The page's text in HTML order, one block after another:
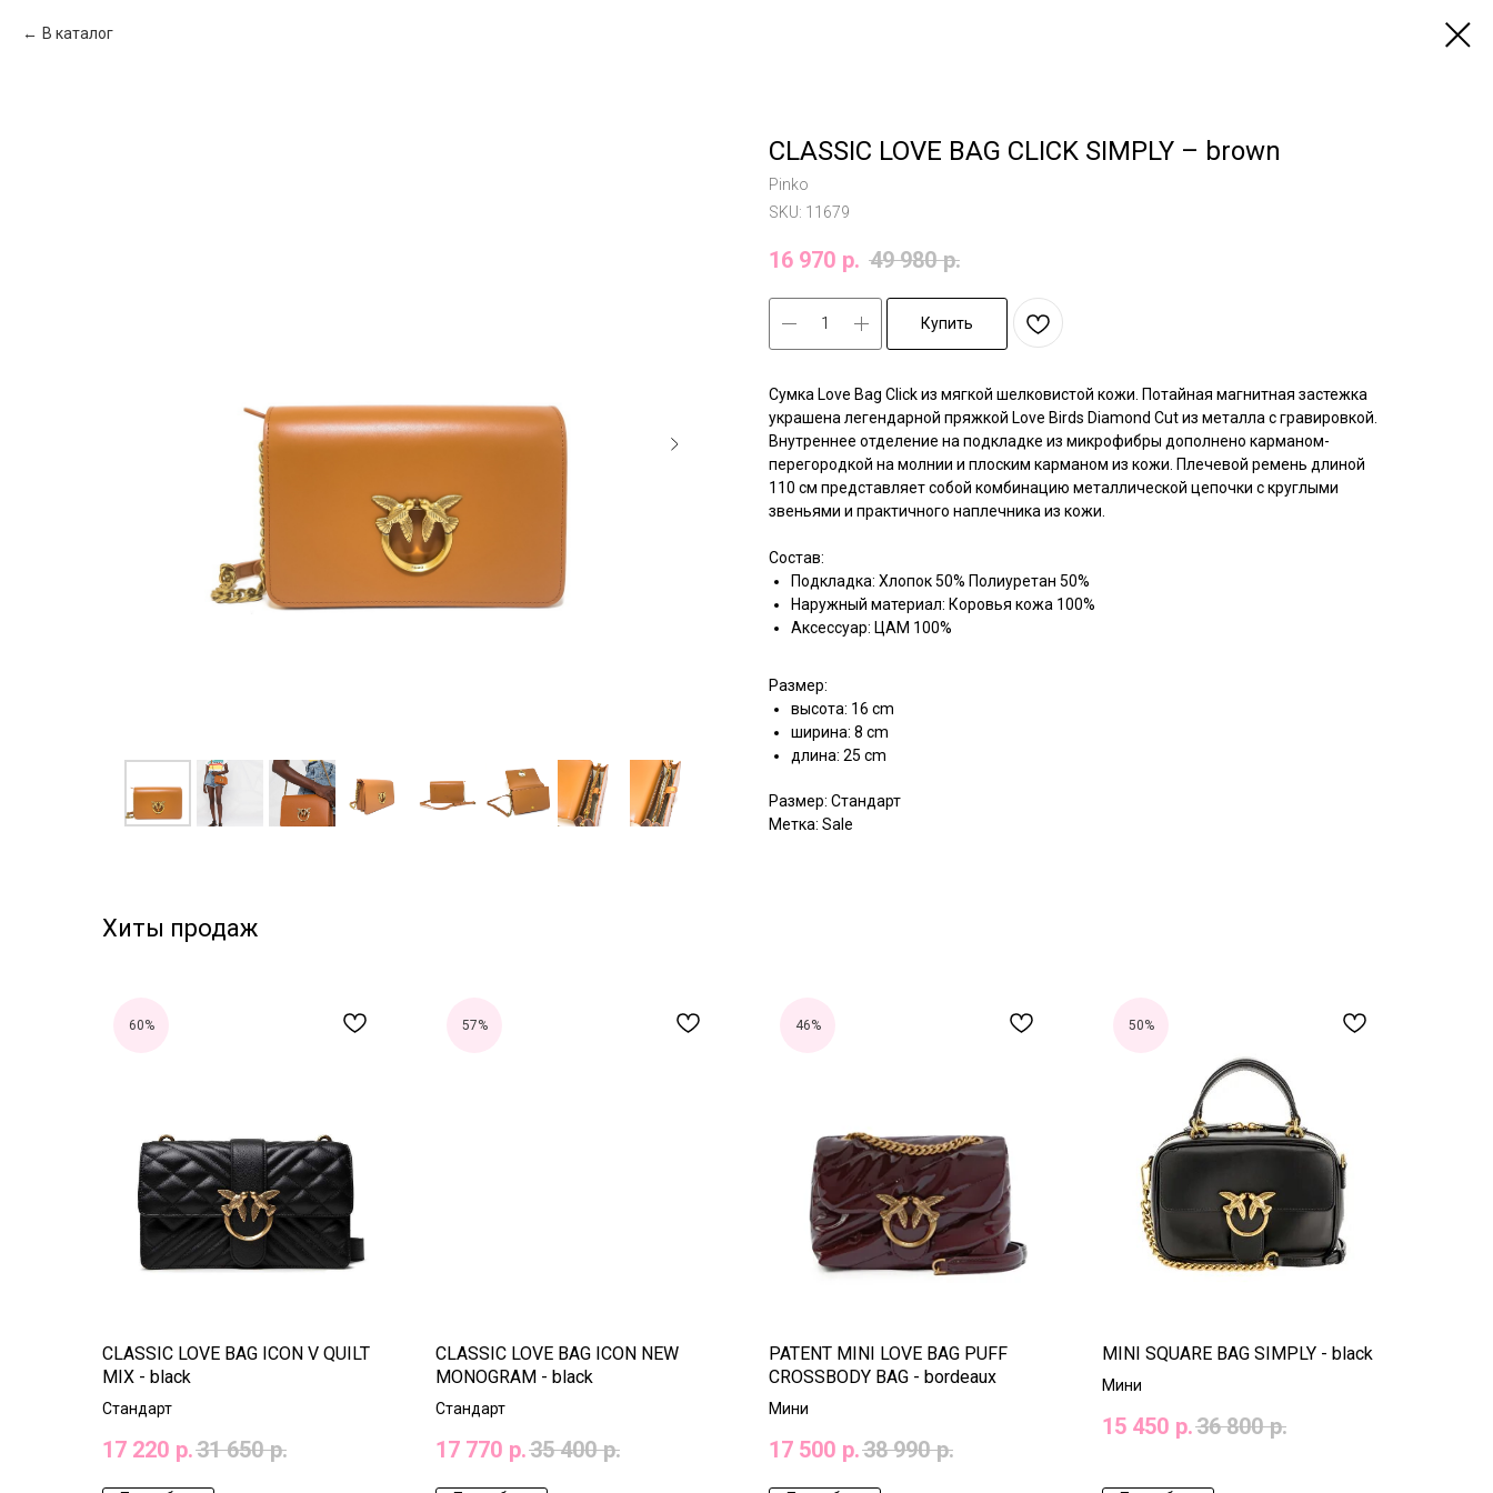
В каталог
CLASSIC LOVE BAG CLICK SIMPLY – brown
Pinko
SKU: 11679
16 970 р. 49 980 р.
Купить
Сумка Love Bag Click из мягкой шелковистой кожи. Потайная магнитная застежка
украшена легендарной пряжкой Love Birds Diamond Cut из металла с гравировкой.
Внутреннее отделение на подкладке из микрофибры дополнено карманом-
перегородкой на молнии и плоским карманом из кожи. Плечевой ремень длиной
110 см представляет собой комбинацию металлической цепочки с круглыми
звеньями и практичного наплечника из кожи.
Состав:
Подкладка: Хлопок 50% Полиуретан 50%
Наружный материал: Коровья кожа 100%
Аксессуар: ЦАМ 100%
Размер:
высота: 16 cm
ширина: 8 cm
длина: 25 cm
Размер: Стандарт
Метка: Sale
Хиты продаж
60%
CLASSIC LOVE BAG ICON V QUILT
MIX - black
Cтандарт
17 220 р.31 650 р.
57%
CLASSIC LOVE BAG ICON NEW
MONOGRAM - black
Стандарт
17 770 р.35 400 р.
46%
PATENT MINI LOVE BAG PUFF
CROSSBODY BAG - bordeaux
Мини
17 500 р.38 990 р.
50%
MINI SQUARE BAG SIMPLY - black
Мини
15 450 р.36 800 р.